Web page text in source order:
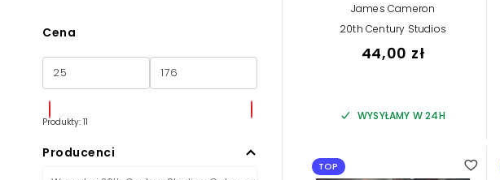
Cena
Produkty: 11
Producenci
James Cameron
20th Century Studios
44,00 zł
WYSYŁAMY W 24H
TOP